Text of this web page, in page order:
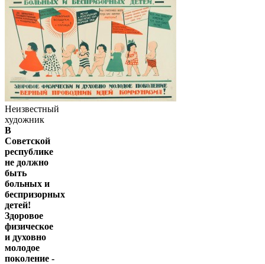
Неизвестный
художник
В
Советской
республике
не должно
быть
больных и
беспризорных
детей!
Здоровое
физическое
и духовно
молодое
поколение -